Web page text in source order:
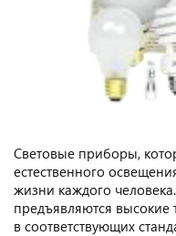
Световые приборы,
естественного
жизни каждого
предъявляются
в соответствующих